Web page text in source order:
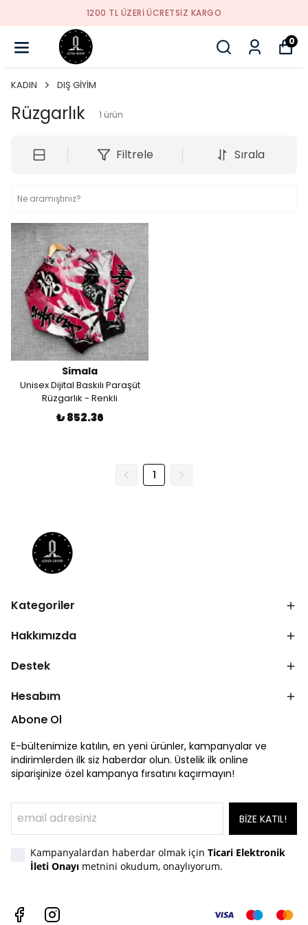
1200 TL ÜZERI ÜCRETSIZ KARGO
0
KADIN DIŞ GİYİM
Rüzgarlık 1 ürün
Filtrele Sırala
Simala
Unisex Dijital Baskılı Paraşüt
Rüzgarlık - Renkli
₺ 852.36
1
Kategoriler
Hakkımızda
Destek
Hesabım
Abone Ol
E-bültenimize katılın, en yeni ürünler, kampanyalar ve
indirimlerden ilk siz haberdar olun. Üstelik ilk online
siparişinize özel kampanya fırsatını kaçırmayın!
BİZE KATIL!
Kampanyalardan haberdar olmak için Ticari Elektronik
İleti Onayı metnini okudum, onaylıyorum.